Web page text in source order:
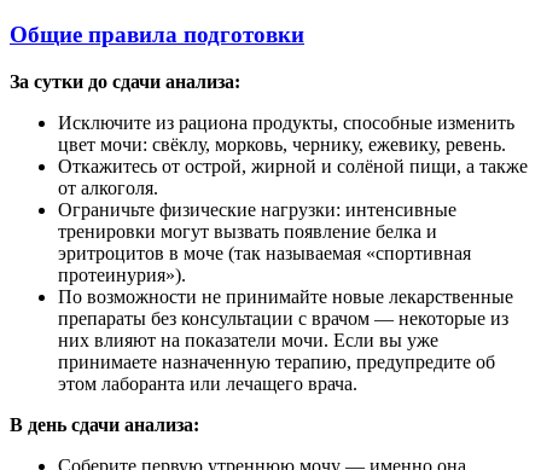
Общие правила подготовки
За сутки до сдачи анализа:
Исключите из рациона продукты, способные изменить
цвет мочи: свёклу, морковь, чернику, ежевику, ревень.
Откажитесь от острой, жирной и солёной пищи, а также
от алкоголя.
Ограничьте физические нагрузки: интенсивные
тренировки могут вызвать появление белка и
эритроцитов в моче (так называемая «спортивная
протеинурия»).
По возможности не принимайте новые лекарственные
препараты без консультации с врачом — некоторые из
них влияют на показатели мочи. Если вы уже
принимаете назначенную терапию, предупредите об
этом лаборанта или лечащего врача.
В день сдачи анализа:
Соберите первую утреннюю мочу — именно она